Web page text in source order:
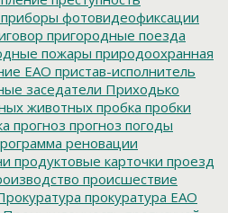
приборы фотовидеофиксации
пригородные поезда
пожары природоохранная
ЕАО пристав-исполнитель
заседатели Приходько
животных пробка пробки
прогноз прогноз погоды
реновации
продуктовые карточки проезд
происшествие
прокуратура ЕАО